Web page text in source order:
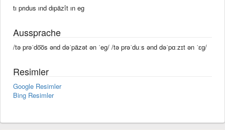
tı prıdus ınd dıpäzît ın eg
Aussprache
/tə prəˈdo͞os ənd dəˈpäzət ən ˈeg/ /tə prəˈduːs ənd dəˈpɑːzɪt ən ˈɛɡ/
Resimler
Google Resimler
Bing Resimler